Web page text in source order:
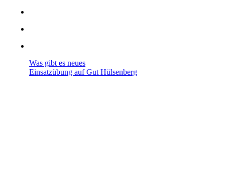
Was gibt es neues
Einsatzübung auf Gut Hülsenberg